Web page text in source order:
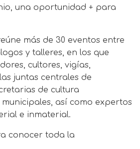
una oportunidad + para
más de 30 eventos entre
y talleres, en los que
cultores, vigías,
juntas centrales de
de cultura
así como expertos
e inmaterial.
conocer toda la